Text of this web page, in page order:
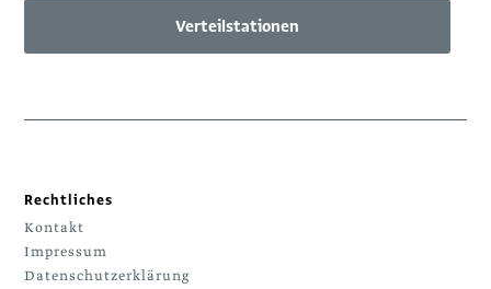
Verteilstationen
Rechtliches
Kontakt
Impressum
Datenschutzerklärung